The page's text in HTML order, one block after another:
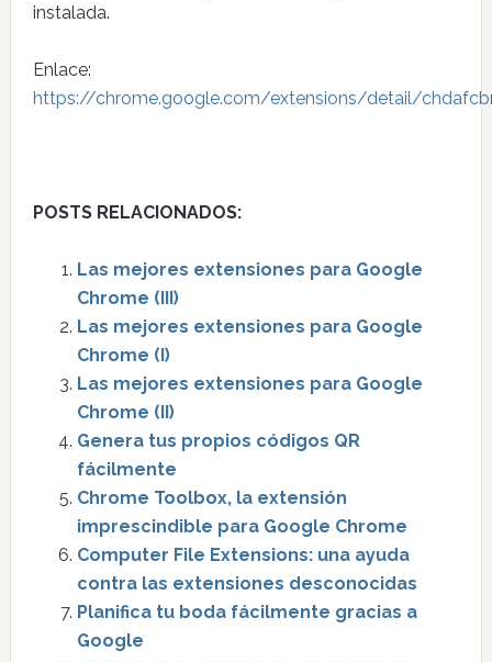
instalada.
Enlace:
https://chrome.google.com/extensions/detail/
POSTS RELACIONADOS:
Las mejores extensiones para Google
Chrome (III)
Las mejores extensiones para Google
Chrome (I)
Las mejores extensiones para Google
Chrome (II)
Genera tus propios códigos QR
fácilmente
Chrome Toolbox, la extensión
imprescindible para Google Chrome
Computer File Extensions: una ayuda
contra las extensiones desconocidas
Planifica tu boda fácilmente gracias a
Google